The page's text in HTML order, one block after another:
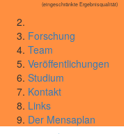
(eingeschränkte Ergebnisqualität)
Forschung
Team
Veröffentlichungen
Studium
Kontakt
Links
Der Mensaplan